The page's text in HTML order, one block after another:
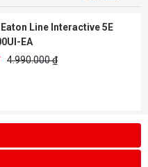
Line Interactive 5E
EA
4.990.000 ₫